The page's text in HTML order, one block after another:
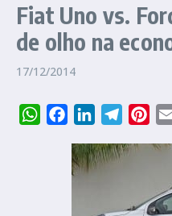
Fiat Uno vs.
de olho na
17/12/2014
WhatsAppFacebookLinkedIn